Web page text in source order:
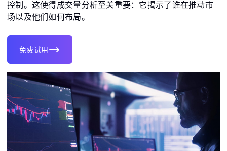
控制。这使得成交量分析至关重要：它揭示了谁在推动市
场以及他们如何布局。
免费试用